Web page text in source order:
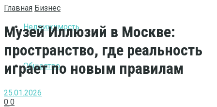
Недвижимость
Общество
Главная Бизнес
Музей Иллюзий в Москве:
пространство, где реальность
играет по новым правилам
25.01.2026
0 0